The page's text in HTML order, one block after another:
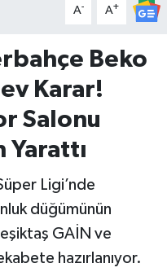
A- A+
Beko
Karar!
Salonu
Yarattı
Ligi’nde
düğümünün
GAİN ve
hazırlanıyor.